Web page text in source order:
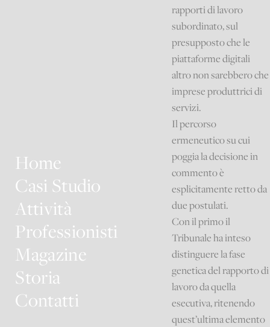
Home
Casi Studio
Attività
Professionisti
Magazine
Storia
Contatti
rapporti di lavoro
subordinato, sul
presupposto che le
piattaforme digitali
altro non sarebbero che
imprese produttrici di
servizi.
Il percorso
ermeneutico su cui
poggia la decisione in
commento è
esplicitamente retto da
due postulati.
Con il primo il
Tribunale ha inteso
distinguere la fase
genetica del rapporto di
lavoro da quella
esecutiva, ritenendo
quest’ultima elemento